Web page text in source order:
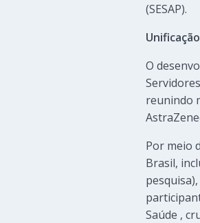
(SESAP).
O
reunindo
Por meio
Brasil,
Saúde ,